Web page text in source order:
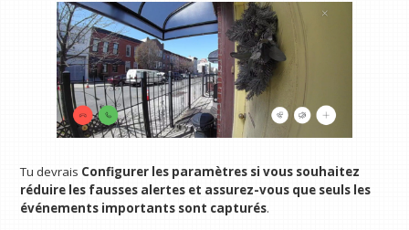
Tu devrais Configurer les paramètres si vous souhaitez
réduire les fausses alertes et assurez-vous que seuls les
événements importants sont capturés.